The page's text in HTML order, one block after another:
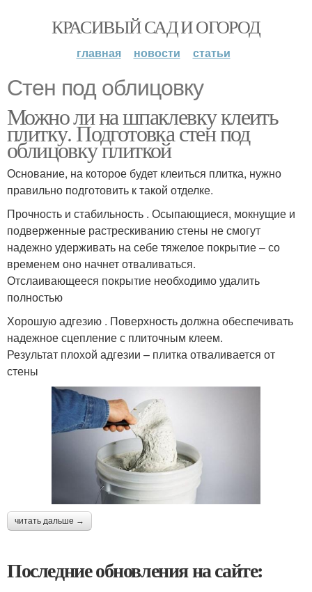
КРАСИВЫЙ САД И ОГОРОД
главная новости статьи
Стен под облицовку
Можно ли на шпаклевку клеить
плитку. Подготовка стен под
облицовку плиткой
Основание, на которое будет клеиться плитка, нужно
правильно подготовить к такой отделке.
Прочность и стабильность . Осыпающиеся, мокнущие и
подверженные растрескиванию стены не смогут
надежно удерживать на себе тяжелое покрытие – со
временем оно начнет отваливаться.
Отслаивающееся покрытие необходимо удалить
полностью
Хорошую адгезию . Поверхность должна обеспечивать
надежное сцепление с плиточным клеем.
Результат плохой адгезии – плитка отваливается от
стены
читать дальше →
Последние обновления на сайте: